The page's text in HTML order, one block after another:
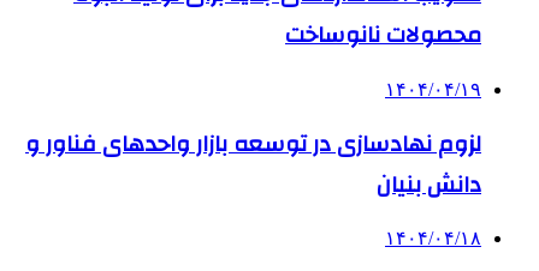
محصولات نانوساخت
۱۴۰۴/۰۴/۱۹
لزوم نهادسازی در توسعه بازار واحدهای فناور و
دانش بنیان
۱۴۰۴/۰۴/۱۸